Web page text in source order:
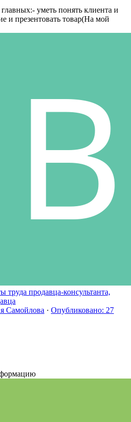
уметь понять клиента и
и презентовать товар(На мой
труда продавца-консультанта,
Самойлова · Опубликовано: 27